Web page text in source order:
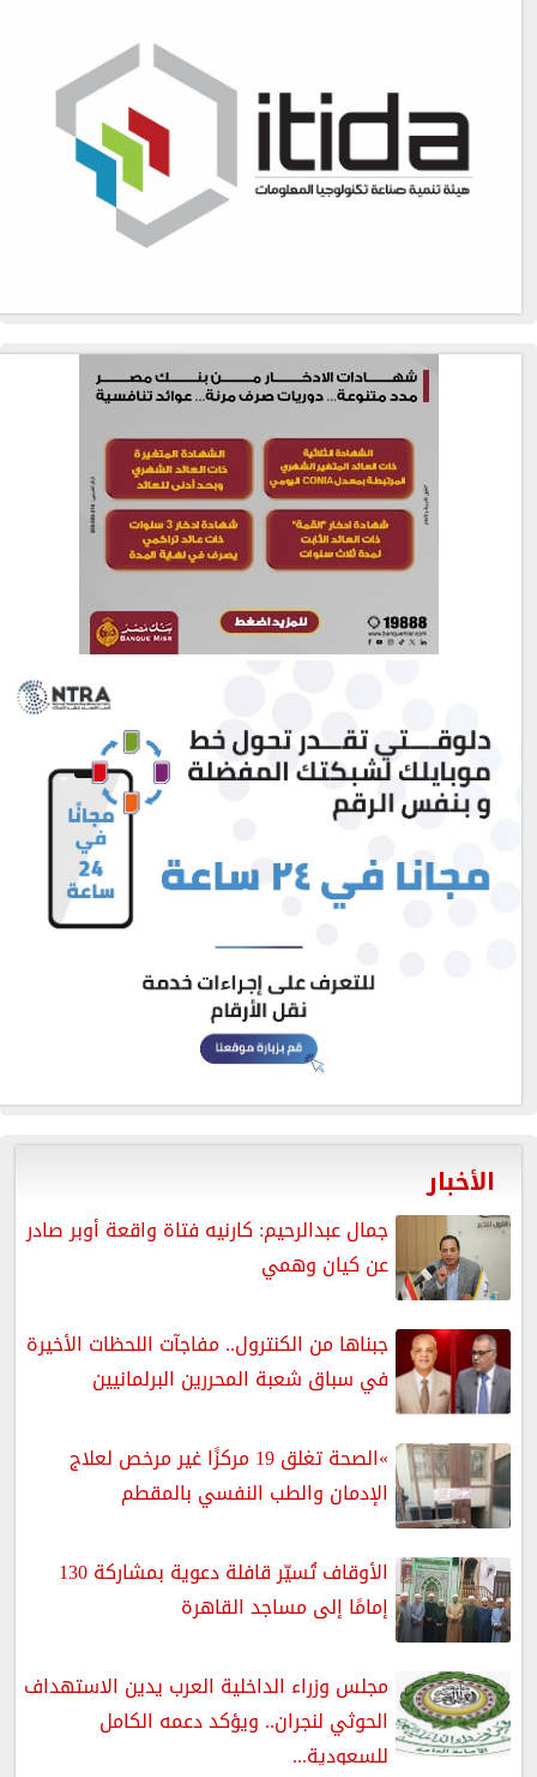
الأخبار
جمال عبدالرحيم: كارنيه فتاة واقعة أوبر صادر
عن كيان وهمي
جبناها من الكنترول.. مفاجآت اللحظات الأخيرة
في سباق شعبة المحررين البرلمانيين
»الصحة تغلق 19 مركزًا غير مرخص لعلاج
الإدمان والطب النفسي بالمقطم
الأوقاف تُسيّر قافلة دعوية بمشاركة 130
إمامًا إلى مساجد القاهرة
مجلس وزراء الداخلية العرب يدين الاستهداف
الحوثي لنجران.. ويؤكد دعمه الكامل
للسعودية...